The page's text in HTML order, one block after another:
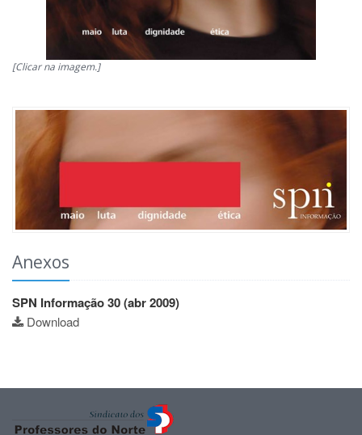
[Clicar na imagem.]
Anexos
SPN Informação 30 (abr 2009)
Download